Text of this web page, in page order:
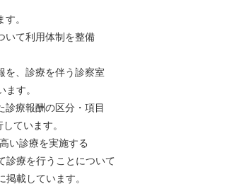
。
て利用体制を整備
、診療を伴う診察室
す。
療報酬の区分・項目
ています。
い診療を実施する
療を行うことについて
載しています。